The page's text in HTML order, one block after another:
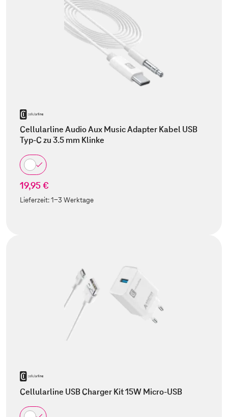
Cellularline Audio Aux Music Adapter Kabel USB
Typ-C zu 3.5 mm Klinke
19,95 €
Lieferzeit:1-3 Werktage
Cellularline USB Charger Kit 15W Micro-USB